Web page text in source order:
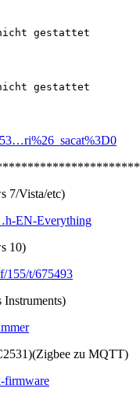
gestattet
gestattet
7/Vista/etc)
EN-Everything
10)
155/t/675493
Instruments)
zu MQTT)
firmware